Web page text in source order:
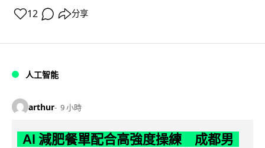
12 分享
人工智能
arthur 9 小時
AI 減肥餐單配合高強度操練 成都男